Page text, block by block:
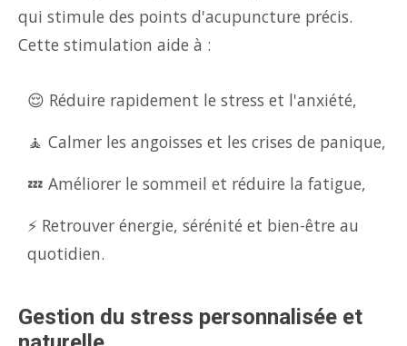
qui stimule des points d'acupuncture précis.
Cette stimulation aide à :
😌 Réduire rapidement le stress et l'anxiété,
🧘 Calmer les angoisses et les crises de panique,
💤 Améliorer le sommeil et réduire la fatigue,
⚡ Retrouver énergie, sérénité et bien-être au
quotidien.
Gestion du stress personnalisée et